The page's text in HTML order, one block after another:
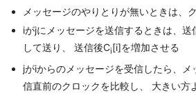
メッセージのやりとりが無いときは、
iがjにメッセージを送信するときは、
して送り、 送信後Ci[i]を増加させる
jがiからのメッセージを受信したら、
信直前のクロックを比較し、 大きい方